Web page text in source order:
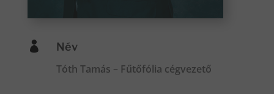
 Név
Tóth Tamás – Fűtőfólia cégvezető